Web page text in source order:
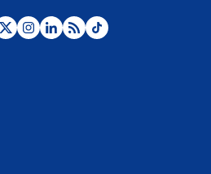
Estratega de Abelardo de la Espriella